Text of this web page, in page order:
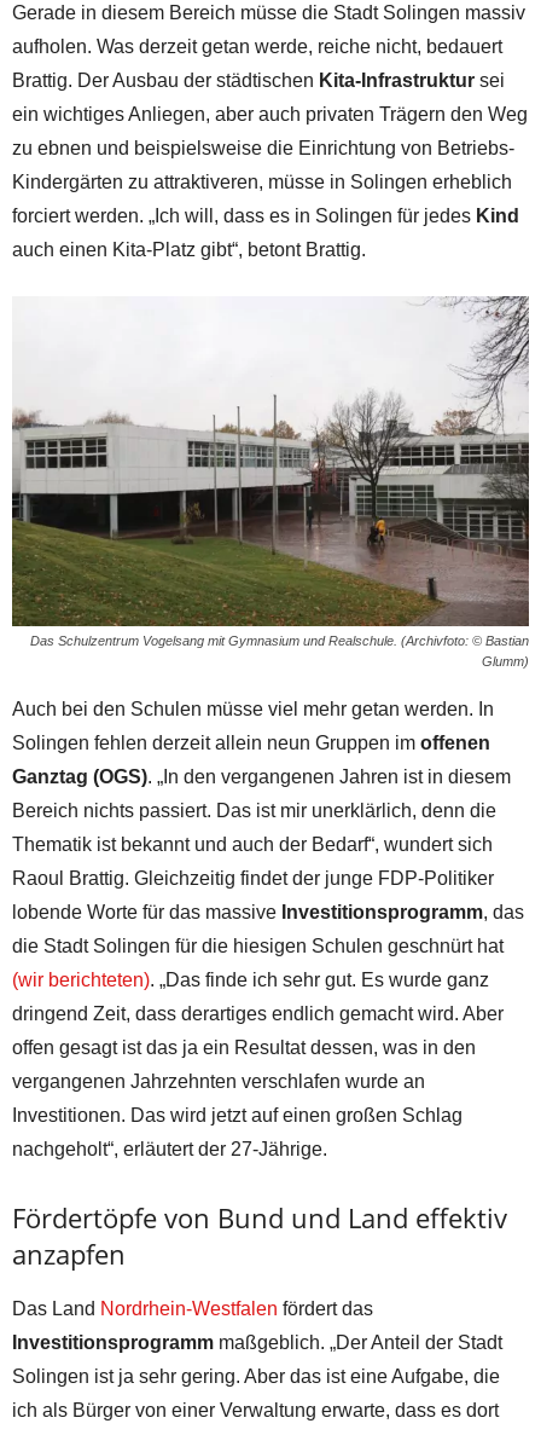
Gerade in diesem Bereich müsse die Stadt Solingen massiv
aufholen. Was derzeit getan werde, reiche nicht, bedauert
Brattig. Der Ausbau der städtischen Kita-Infrastruktur sei
ein wichtiges Anliegen, aber auch privaten Trägern den Weg
zu ebnen und beispielsweise die Einrichtung von Betriebs-
Kindergärten zu attraktiveren, müsse in Solingen erheblich
forciert werden. „Ich will, dass es in Solingen für jedes Kind
auch einen Kita-Platz gibt“, betont Brattig.
Das Schulzentrum Vogelsang mit Gymnasium und Realschule. (Archivfoto: © Bastian
Glumm)
Auch bei den Schulen müsse viel mehr getan werden. In
Solingen fehlen derzeit allein neun Gruppen im offenen
Ganztag (OGS). „In den vergangenen Jahren ist in diesem
Bereich nichts passiert. Das ist mir unerklärlich, denn die
Thematik ist bekannt und auch der Bedarf“, wundert sich
Raoul Brattig. Gleichzeitig findet der junge FDP-Politiker
lobende Worte für das massive Investitionsprogramm, das
die Stadt Solingen für die hiesigen Schulen geschnürt hat
(wir berichteten). „Das finde ich sehr gut. Es wurde ganz
dringend Zeit, dass derartiges endlich gemacht wird. Aber
offen gesagt ist das ja ein Resultat dessen, was in den
vergangenen Jahrzehnten verschlafen wurde an
Investitionen. Das wird jetzt auf einen großen Schlag
nachgeholt“, erläutert der 27-Jährige.
Fördertöpfe von Bund und Land effektiv
anzapfen
Das Land Nordrhein-Westfalen fördert das
Investitionsprogramm maßgeblich. „Der Anteil der Stadt
Solingen ist ja sehr gering. Aber das ist eine Aufgabe, die
ich als Bürger von einer Verwaltung erwarte, dass es dort